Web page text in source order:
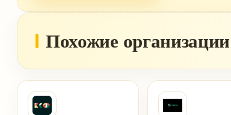
Похожие организации